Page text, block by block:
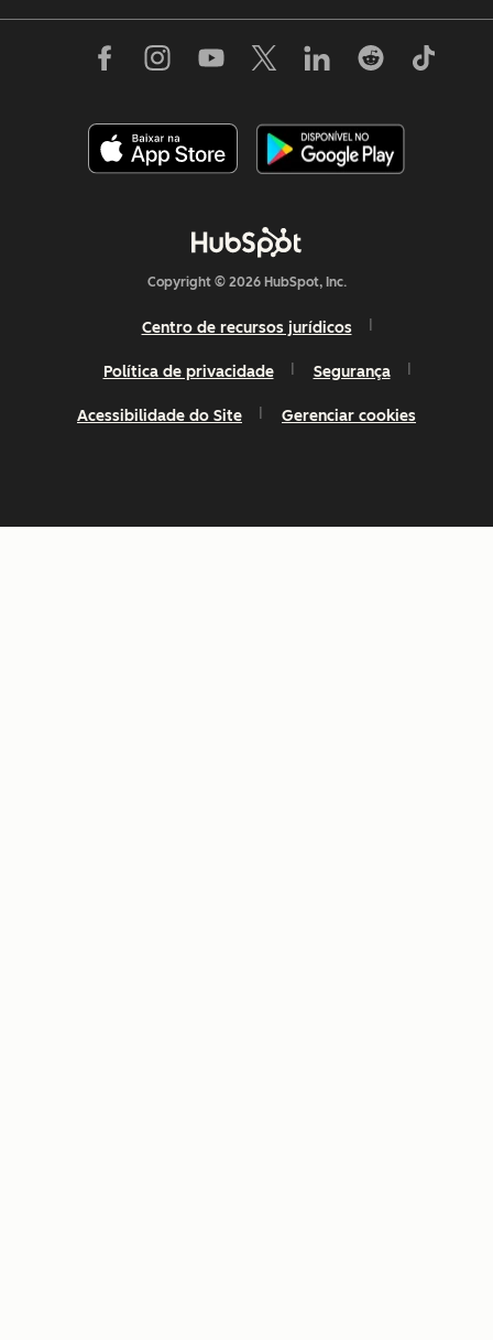
Copyright © 2026 HubSpot, Inc.
Centro de recursos jurídicos
Política de privacidade Segurança
Acessibilidade do Site Gerenciar cookies